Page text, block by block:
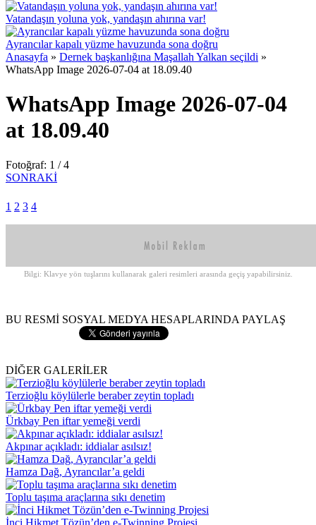
Vatandaşın yoluna yok, yandaşın ahırına var!
Ayrancılar kapalı yüzme havuzunda sona doğru
Anasayfa » Dernek başkanlığına Maşallah Yalkan seçildi »
WhatsApp Image 2026-07-04 at 18.09.40
WhatsApp Image 2026-07-04
at 18.09.40
Fotoğraf: 1 / 4
SONRAKİ
1 2 3 4
Bilgi: Klavye yön tuşlarını kullanarak galeri resimleri arasında geçiş yapabilirsiniz.
BU RESMİ SOSYAL MEDYA HESAPLARINDA PAYLAŞ
DİĞER GALERİLER
Terzioğlu köylülerle beraber zeytin topladı
Ürkbay Pen iftar yemeği verdi
Akpınar açıkladı: iddialar asılsız!
Hamza Dağ, Ayrancılar’a geldi
Toplu taşıma araçlarına sıkı denetim
İnci Hikmet Tözün’den e-Twinning Projesi